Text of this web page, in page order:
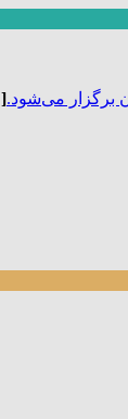
برگزار می‌شود.[ ۱۴۰۵٫۰۳٫۳۱ ]